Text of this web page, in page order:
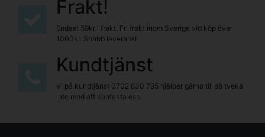
Frakt!
Endast 59kr i frakt. Fri frakt inom Sverige vid köp över
1000kr. Snabb leverans!
Kundtjänst
Vi på kundtjänst 0702 630 795 hjälper gärna till så tveka
inte med att kontakta oss.